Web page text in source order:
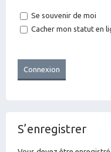
Se souvenir de moi
Cacher mon statut en
S’enregistrer